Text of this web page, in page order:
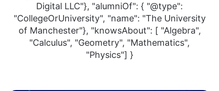
Digital LLC"}, "alumniOf": { "@type":
"CollegeOrUniversity", "name": "The University
of Manchester"}, "knowsAbout": [ "Algebra",
"Calculus", "Geometry", "Mathematics",
"Physics"] }